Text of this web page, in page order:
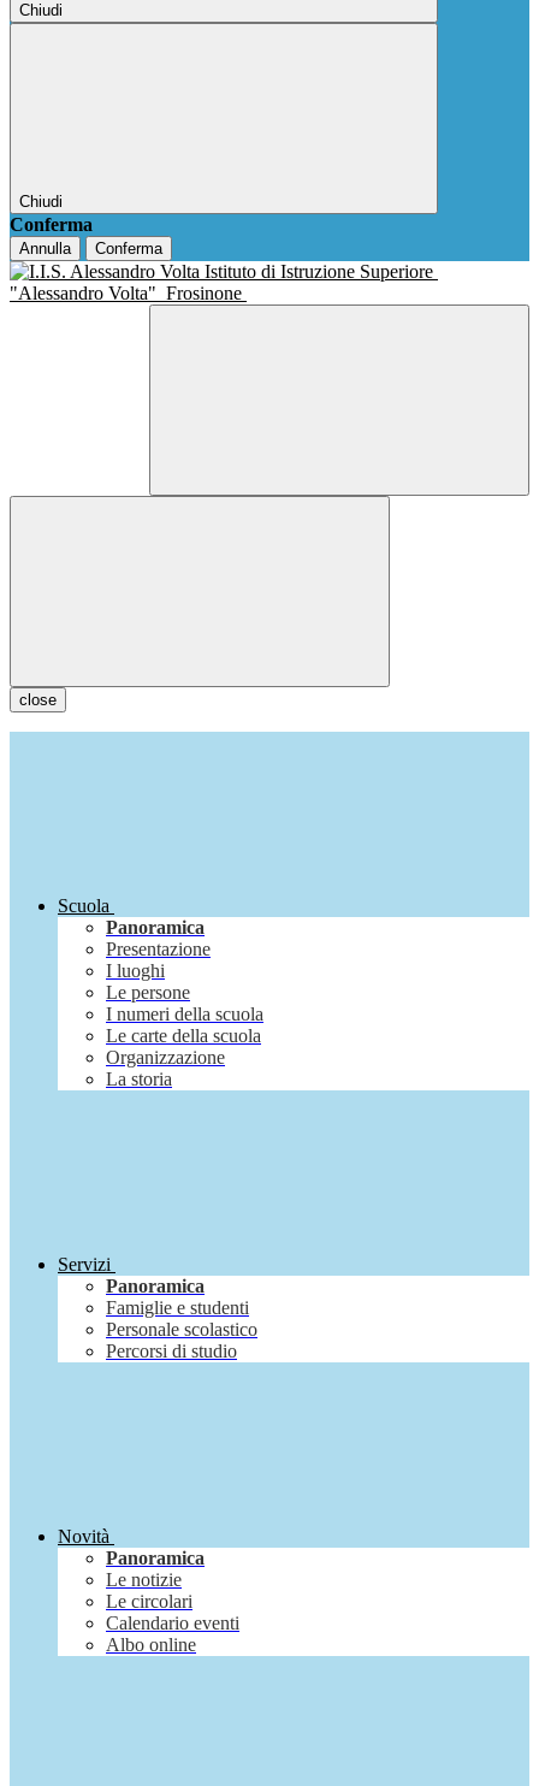
Chiudi
Chiudi
Conferma
Annulla Conferma
Istituto di Istruzione Superiore
"Alessandro Volta" Frosinone
close
Scuola
Panoramica
Presentazione
I luoghi
Le persone
I numeri della scuola
Le carte della scuola
Organizzazione
La storia
Servizi
Panoramica
Famiglie e studenti
Personale scolastico
Percorsi di studio
Novità
Panoramica
Le notizie
Le circolari
Calendario eventi
Albo online